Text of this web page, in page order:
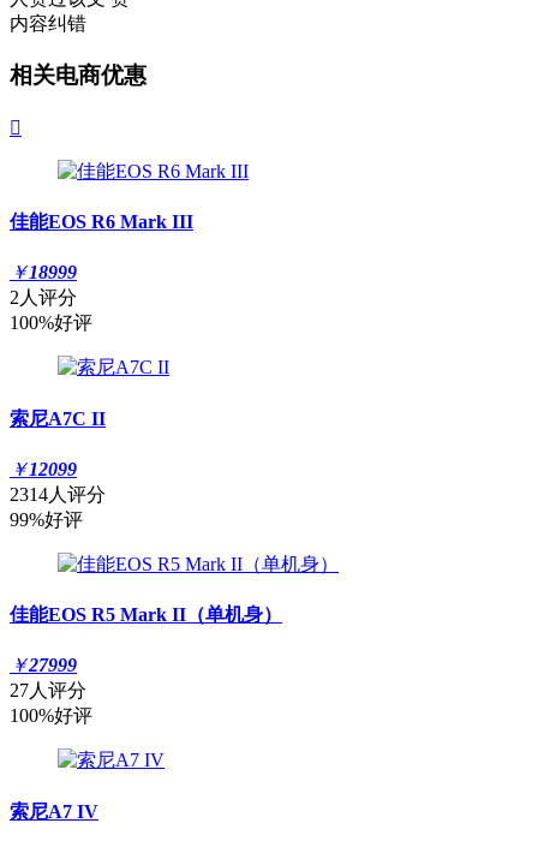
内容纠错
相关电商优惠

佳能EOS R6 Mark III
￥18999
2人评分
100%好评
索尼A7C II
￥12099
2314人评分
99%好评
佳能EOS R5 Mark II（单机身）
￥27999
27人评分
100%好评
索尼A7 IV